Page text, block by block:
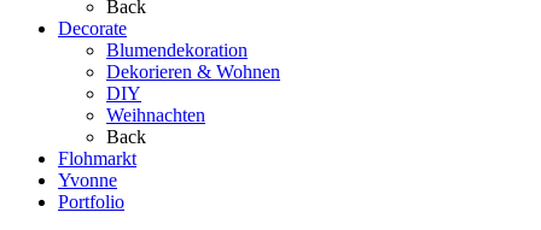
Back
Decorate
Blumendekoration
Dekorieren & Wohnen
DIY
Weihnachten
Back
Flohmarkt
Yvonne
Portfolio